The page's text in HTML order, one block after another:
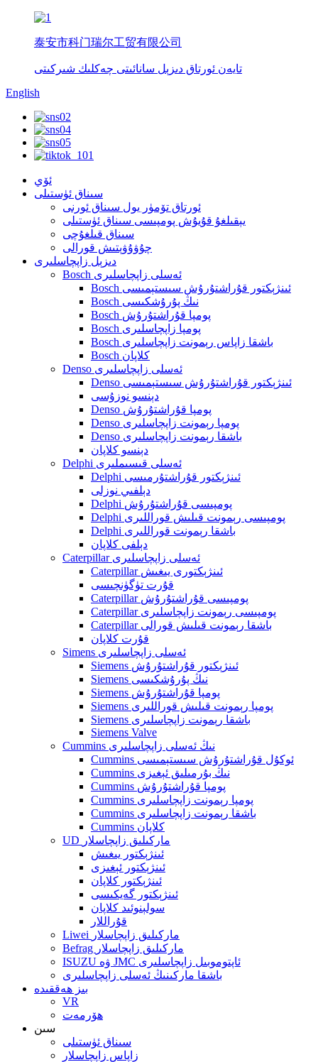
泰安市科门瑞尔工贸有限公司
تايەن ئورتاق دىزېل سانائىتى چەكلىك شىركىتى
English
ئۆي
سىناق ئۈستىلى
ئورتاق تۆمۈر يول سىناق ئورنى
يېقىلغۇ قۇيۇش پومپىسى سىناق ئۈستىلى
سىناق قىلغۇچى
چۇۋۇۋېتىش قورالى
دىزېل زاپچاسلىرى
Bosch ئەسلى زاپچاسلىرى
Bosch ئىنژېكتور قۇراشتۇرۇش سىستېمىسى
Bosch نىڭ پۇرۇشكىسى
Bosch پومپا قۇراشتۇرۇش
Bosch پومپا زاپچاسلىرى
Bosch باشقا زاپاس رېمونت زاپچاسلىرى
Bosch كلاپان
Denso ئەسلى زاپچاسلىرى
Denso ئىنژېكتور قۇراشتۇرۇش سىستېمىسى
دېنسو نوزۇسى
Denso پومپا قۇراشتۇرۇش
Denso پومپا رېمونت زاپچاسلىرى
Denso باشقا رېمونت زاپچاسلىرى
دېنسو كلاپان
Delphi ئەسلى قىسىملىرى
Delphi ئىنژېكتور قۇراشتۇرمىسى
دېلفىي نوزلى
Delphi پومپىسى قۇراشتۇرۇش
Delphi پومپىسى رېمونت قىلىش قوراللىرى
Delphi باشقا رېمونت قوراللىرى
دېلفى كلاپان
Caterpillar ئەسلى زاپچاسلىرى
Caterpillar ئىنژېكتورى يىغىش
قۇرت تۈگۈنچىسى
Caterpillar پومپىسى قۇراشتۇرۇش
Caterpillar پومپىسى رېمونت زاپچاسلىرى
Caterpillar باشقا رېمونت قىلىش قورالى
قۇرت كلاپان
Simens ئەسلى زاپچاسلىرى
Siemens ئىنژېكتور قۇراشتۇرۇش
Siemens نىڭ پۇرۇشكىسى
Siemens پومپا قۇراشتۇرۇش
Siemens پومپا رېمونت قىلىش قوراللىرى
Siemens باشقا رېمونت زاپچاسلىرى
Siemens Valve
Cummins نىڭ ئەسلى زاپچاسلىرى
Cummins ئوكۇل قۇراشتۇرۇش سىستېمىسى
Cummins نىڭ بۇرمىلىق ئېغىزى
Cummins پومپا قۇراشتۇرۇش
Cummins پومپا رېمونت زاپچاسلىرى
Cummins باشقا رېمونت زاپچاسلىرى
Cummins كلاپان
UD ماركىلىق زاپچاسلار
ئىنژېكتور يىغىش
ئىنژېكتور ئېغىزى
ئىنژېكتور كلاپان
ئىنژېكتور گەيكىسى
سولېنوئىد كلاپان
قۇراللار
Liwei ماركىلىق زاپچاسلار
Befrag ماركىلىق زاپچاسلار
ISUZU ۋە JMC ئاپتوموبىل زاپچاسلىرى
باشقا ماركىنىڭ ئەسلى زاپچاسلىرى
بىز ھەققىدە
VR
ھۆرمەت
سىن
سىناق ئۈستىلى
زاپاس زاپچاسلار